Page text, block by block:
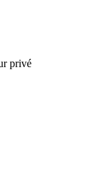
privé